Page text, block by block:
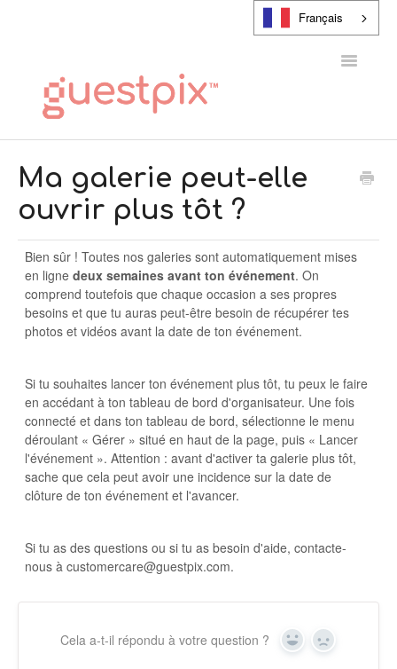
Français
Toggle
CONTACT
Ma galerie peut-elle
ouvrir plus tôt ?
Bien sûr ! Toutes nos galeries sont automatiquement mises
en ligne deux semaines avant ton événement. On
comprend toutefois que chaque occasion a ses propres
besoins et que tu auras peut-être besoin de récupérer tes
photos et vidéos avant la date de ton événement.
Si tu souhaites lancer ton événement plus tôt, tu peux le faire
en accédant à ton tableau de bord d'organisateur. Une fois
connecté et dans ton tableau de bord, sélectionne le menu
déroulant « Gérer » situé en haut de la page, puis « Lancer
l'événement ». Attention : avant d'activer ta galerie plus tôt,
sache que cela peut avoir une incidence sur la date de
clôture de ton événement et l'avancer.
Si tu as des questions ou si tu as besoin d'aide, contacte-
nous à customercare@guestpix.com.
Cela a-t-il répondu à votre question ? Oui Non